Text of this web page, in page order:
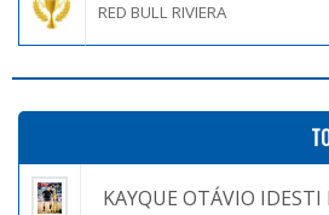
RED BULL RIVIERA
KAYQUE OTÁVIO IDESTI